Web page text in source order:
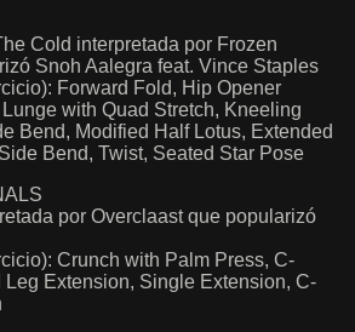
Cold interpretada por Frozen
Snoh Aalegra feat. Vince Staples
Forward Fold, Hip Opener
with Quad Stretch, Kneeling
Bend, Modified Half Lotus, Extended
Bend, Twist, Seated Star Pose
por Overclaast que popularizó
Crunch with Palm Press, C-
Leg Extension, Single Extension, C-